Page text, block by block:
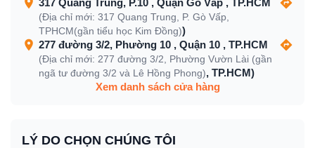
317 Quang Trung, P.10 , Quận Gò Vấp , TP.HCM
(Địa chỉ mới: 317 Quang Trung, P. Gò Vấp,
TPHCM(gần tiểu học Kim Đồng))
277 đường 3/2, Phường 10 , Quận 10 , TP.HCM
(Địa chỉ mới: 277 đường 3/2, Phường Vườn Lài (gần
ngã tư đường 3/2 và Lê Hồng Phong), TP.HCM)
Xem danh sách cửa hàng
LÝ DO CHỌN CHÚNG TÔI